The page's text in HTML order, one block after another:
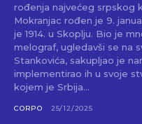
rođenja najvećeg srpskog
Mokranjac rođen je 9.
je 1914. u Skoplju. Bio je
melograf, ugledavši se na
Stankovića, sakupljao je
implementirao ih u svoje
kojem je Srbija...
CORPO 25/12/2025